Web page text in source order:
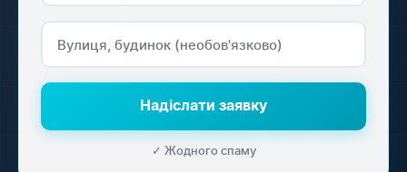
Надіслати заявку
✓ Жодного спаму